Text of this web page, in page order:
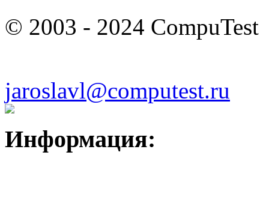
© 2003 - 2024 CompuTest
jaroslavl@computest.ru
Информация: